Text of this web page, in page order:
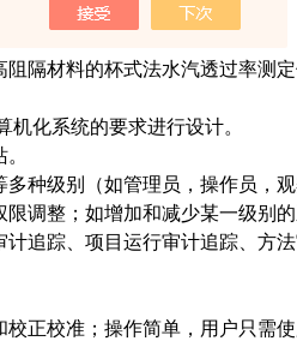
碗等容器的水汽透过量。
材料的杯式法水汽透过率测定
化系统的要求进行设计。
级别（如管理员，操作员，观
整；如增加和减少某一级别的
踪、项目运行审计追踪、方法
校准；操作简单，用户只需使